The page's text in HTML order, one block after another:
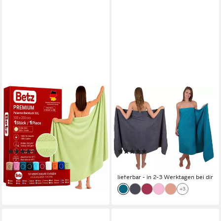
BETZ
Badetuch XXL 100x200 cm
Palermo Saunatuch &
Strandtuch Pflegeleicht &
saugstark, 100% Baumwolle (1
Stück, 1-St)(58)
29,95 €
lieferbar - in 2-3 Werktagen bei dir
+5
Badetuch 2 Stück Badetücher
groß XXL PALERMO Größe
100 x 200 cm, 100%
Baumwolle (Set)
(6)
59,50 €
(29,75 €/ 1 Stk)
lieferbar - in 2-3 Werktagen bei dir
+3